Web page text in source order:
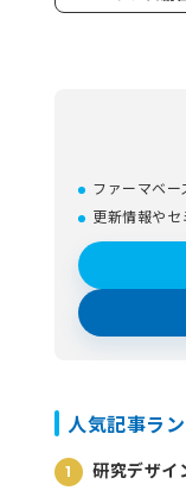
ファーマベ
更新情報や
人気記事ラ
研究デザイ